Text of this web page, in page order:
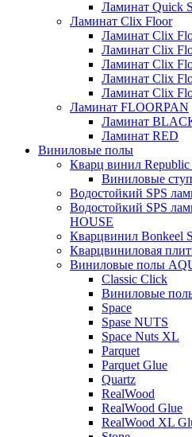
Ламинат Quick
Ламинат Clix Floor
Ламинат Clix
Ламинат Clix
Ламинат Clix
Ламинат Clix
Ламинат Clix
Ламинат FLOORPAN
Ламинат
Ламинат RED
Виниловые полы
Кварц винил Republic
Виниловые
Водостойкий SPS
Водостойкий SPS
HOUSE
Кварцвинил Bonkeel
Кварцвиниловая
Виниловые полы
Classic Click
Виниловые
Space
Spase NUTS
Space Nuts XL
Parquet
Parquet Glue
Quartz
RealWood
RealWood Glue
RealWood XL